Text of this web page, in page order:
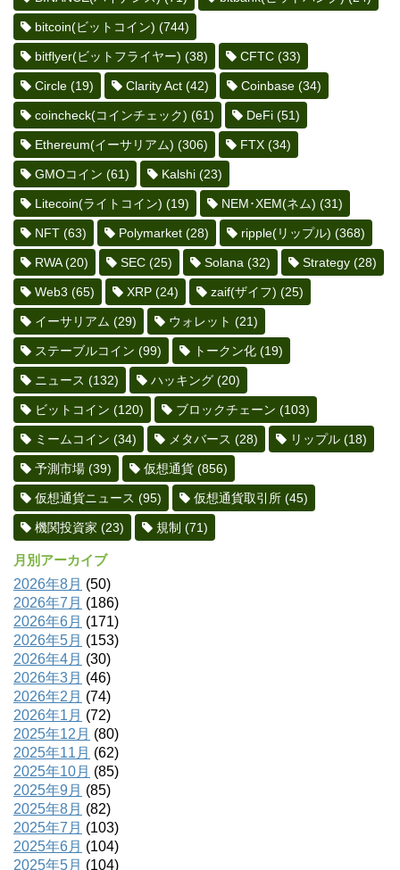
bitcoin(ビットコイン) (744)
bitflyer(ビットフライヤー) (38) CFTC (33)
Circle (19) Clarity Act (42) Coinbase (34)
coincheck(コインチェック) (61) DeFi (51)
Ethereum(イーサリアム) (306) FTX (34)
GMOコイン (61) Kalshi (23)
Litecoin(ライトコイン) (19) NEM･XEM(ネム) (31)
NFT (63) Polymarket (28) ripple(リップル) (368)
RWA(20) SEC (25) Solana (32) Strategy (28)
Web3 (65) XRP (24) zaif(ザイフ) (25)
イーサリアム (29) ウォレット (21)
ステーブルコイン (99) トークン化 (19)
ニュース (132) ハッキング (20)
ビットコイン (120) ブロックチェーン (103)
ミームコイン (34) メタバース (28) リップル (18)
予測市場 (39) 仮想通貨 (856)
仮想通貨ニュース (95) 仮想通貨取引所 (45)
機関投資家 (23) 規制 (71)
月別アーカイブ
2026年8月 (50)
2026年7月 (186)
2026年6月 (171)
2026年5月 (153)
2026年4月 (30)
2026年3月 (46)
2026年2月 (74)
2026年1月 (72)
2025年12月 (80)
2025年11月 (62)
2025年10月 (85)
2025年9月 (85)
2025年8月 (82)
2025年7月 (103)
2025年6月 (104)
2025年5月 (104)